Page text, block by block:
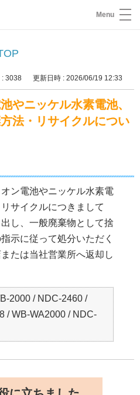
Menu
: 3038 更新日時 : 2026/06/19 12:33
やニッケル水素電池、
法・リサイクルについ
ン電池やニッケル水素電
サイクルにつきまして
し、一般廃棄物として捨
示に従って処分いただく
たは当社営業所へ返却し
2000 / NDC-2460 /
/ WB-WA2000 / NDC-